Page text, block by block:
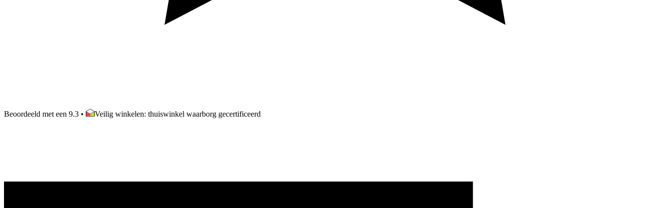
Beoordeeld met een 9.3 • Veilig winkelen: thuiswinkel waarborg gecertificeerd